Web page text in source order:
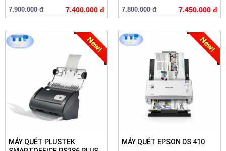
7.900.000 đ 7.400.000 đ 7.800.000 đ 7.450.000 đ
MÁY QUÉT PLUSTEK
MÁY QUÉT EPSON DS 410